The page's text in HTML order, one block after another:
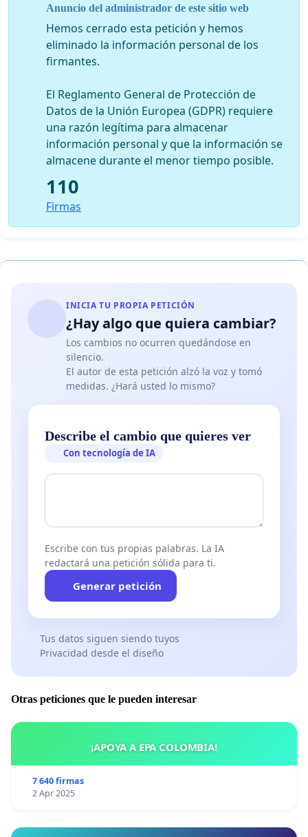
Anuncio del administrador de este sitio web
Hemos cerrado esta petición y hemos
eliminado la información personal de los
firmantes.
El Reglamento General de Protección de
Datos de la Unión Europea (GDPR) requiere
una razón legítima para almacenar
información personal y que la información se
almacene durante el menor tiempo posible.
110
Firmas
INICIA TU PROPIA PETICIÓN
¿Hay algo que quiera cambiar?
Los cambios no ocurren quedándose en
silencio.
El autor de esta petición alzó la voz y tomó
medidas. ¿Hará usted lo mismo?
Describe el cambio que quieres ver
Con tecnología de IA
Escribe con tus propias palabras. La IA
redactará una petición sólida para ti.
Generar petición
Tus datos siguen siendo tuyos
Privacidad desde el diseño
Otras peticiones que le pueden interesar
¡APOYA A EPA COLOMBIA!
7 640 firmas
2 Apr 2025